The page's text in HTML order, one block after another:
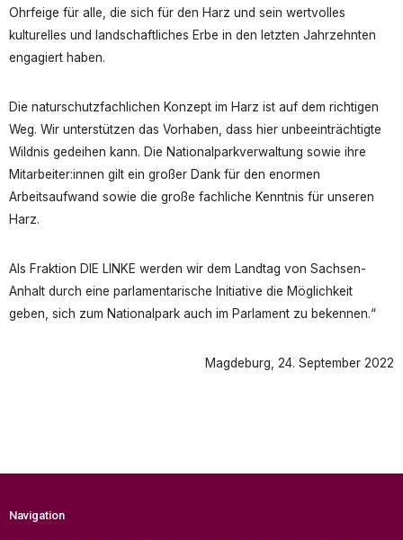
Ohrfeige für alle, die sich für den Harz und sein wertvolles
kulturelles und landschaftliches Erbe in den letzten Jahrzehnten
engagiert haben.
Die naturschutzfachlichen Konzept im Harz ist auf dem richtigen
Weg. Wir unterstützen das Vorhaben, dass hier unbeeinträchtigte
Wildnis gedeihen kann. Die Nationalparkverwaltung sowie ihre
Mitarbeiter:innen gilt ein großer Dank für den enormen
Arbeitsaufwand sowie die große fachliche Kenntnis für unseren
Harz.
Als Fraktion DIE LINKE werden wir dem Landtag von Sachsen-
Anhalt durch eine parlamentarische Initiative die Möglichkeit
geben, sich zum Nationalpark auch im Parlament zu bekennen.“
Magdeburg, 24. September 2022
Navigation